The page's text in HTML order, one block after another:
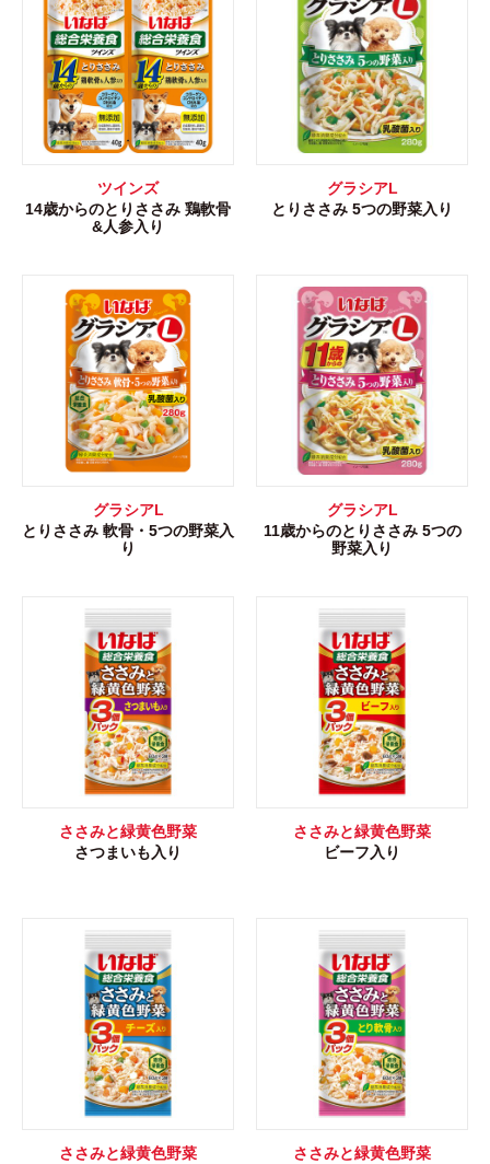
ツインズ
14歳からのとりささみ 鶏軟骨
&人参入り
グラシアL
とりささみ 5つの野菜入り
グラシアL
とりささみ 軟骨・5つの野菜入
り
グラシアL
11歳からのとりささみ 5つの
野菜入り
ささみと緑黄色野菜
さつまいも入り
ささみと緑黄色野菜
ビーフ入り
ささみと緑黄色野菜
ささみと緑黄色野菜